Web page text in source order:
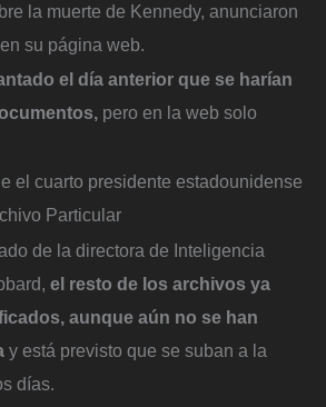
la muerte de Kennedy, anunciaron
su página web.
el día anterior que se harían
pero en la web solo
el cuarto presidente estadounidense
Particular
de la directora de Inteligencia
el resto de los archivos ya
aunque aún no se han
y está previsto que se suban a la
días.